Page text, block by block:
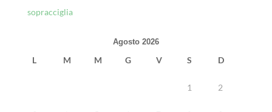
sopracciglia
Agosto 2026
L M M G V S D
1 2